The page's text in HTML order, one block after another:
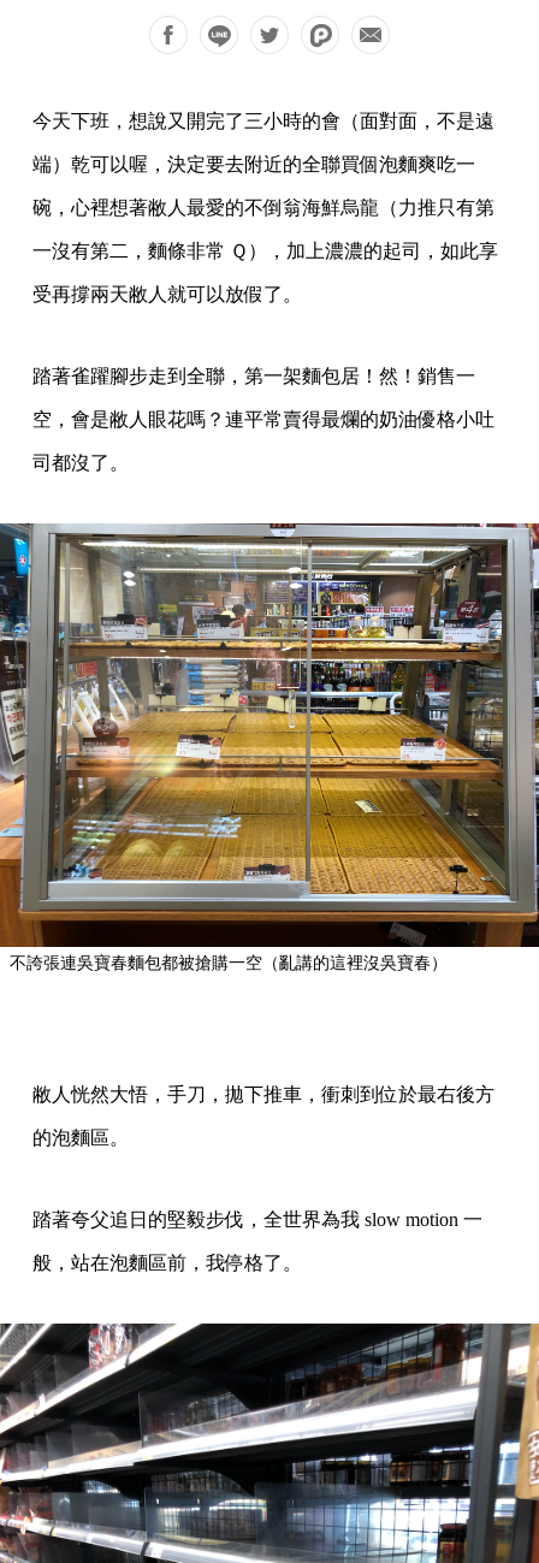
今天下班，想說又開完了三小時的會（面對面，不是遠
端）乾可以喔，決定要去附近的全聯買個泡麵爽吃一
碗，心裡想著敝人最愛的不倒翁海鮮烏龍（力推只有第
一沒有第二，麵條非常 Ｑ），加上濃濃的起司，如此享
受再撐兩天敝人就可以放假了。
踏著雀躍腳步走到全聯，第一架麵包居！然！銷售一
空，會是敝人眼花嗎？連平常賣得最爛的奶油優格小吐
司都沒了。
不誇張連吳寶春麵包都被搶購一空（亂講的這裡沒吳寶春）
敝人恍然大悟，手刀，拋下推車，衝刺到位於最右後方
的泡麵區。
踏著夸父追日的堅毅步伐，全世界為我 slow motion 一
般，站在泡麵區前，我停格了。